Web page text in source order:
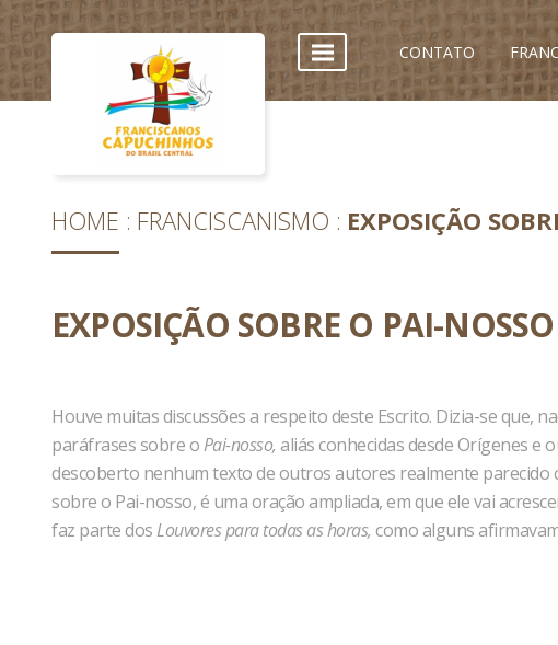
CONTATO
HOME FRANCISCANISMO EXPOSIÇÃO
EXPOSIÇÃO SOBRE O PAI-
Houve muitas discussões a respeito deste Escrito. Dizia-se que,
paráfrases sobre o Pai-nosso, aliás conhecidas desde Orígenes e
descoberto nenhum texto de outros autores realmente parecido
sobre o Pai-nosso, é uma oração ampliada, em que ele vai
faz parte dos Louvores para todas as horas, como alguns